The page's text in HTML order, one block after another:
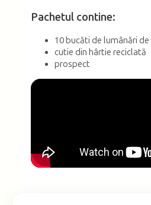
Pachetul contine:
10 bucăti de lumânări
cutie din hârtie reciclată
prospect